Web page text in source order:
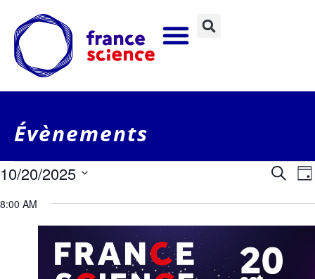
Évènements
et
de
10/20/2025
une
date.
8:00 AM